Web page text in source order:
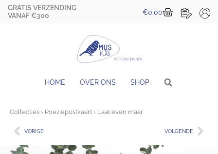
naar
GRATIS VERZENDING
VANAF €300
€0,00
HOME OVER ONS SHOP
Collecties › Poëziepostkaart › Laat even maar
Vorige
VORIGE VOLGENDE